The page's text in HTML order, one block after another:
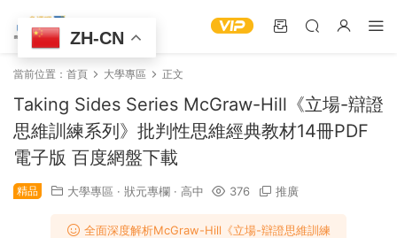
當前位置： 首頁 大學專區 正文
Taking Sides Series McGraw-Hill《立場-辯證
思維訓練系列》批判性思維經典教材14冊PDF
電子版 百度網盤下載
精品 大學專區 · 狀元專欄 · 高中 376 推廣
全面深度解析McGraw-Hill《立場-辯證思維訓練
ZH-CN